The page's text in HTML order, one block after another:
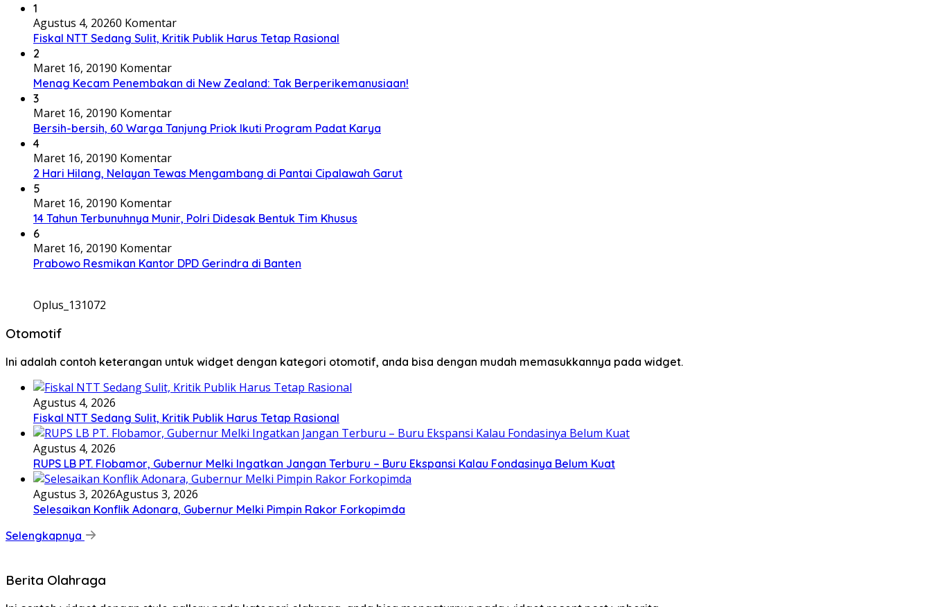
1
Agustus 4, 20260 Komentar
Fiskal NTT Sedang Sulit, Kritik Publik Harus Tetap Rasional
2
Maret 16, 20190 Komentar
Menag Kecam Penembakan di New Zealand: Tak Berperikemanusiaan!
3
Maret 16, 20190 Komentar
Bersih-bersih, 60 Warga Tanjung Priok Ikuti Program Padat Karya
4
Maret 16, 20190 Komentar
2 Hari Hilang, Nelayan Tewas Mengambang di Pantai Cipalawah Garut
5
Maret 16, 20190 Komentar
14 Tahun Terbunuhnya Munir, Polri Didesak Bentuk Tim Khusus
6
Maret 16, 20190 Komentar
Prabowo Resmikan Kantor DPD Gerindra di Banten
Oplus_131072
Otomotif
Ini adalah contoh keterangan untuk widget dengan kategori otomotif, anda bisa dengan mudah memasukkannya pada widget.
Agustus 4, 2026
Fiskal NTT Sedang Sulit, Kritik Publik Harus Tetap Rasional
Agustus 4, 2026
RUPS LB PT. Flobamor, Gubernur Melki Ingatkan Jangan Terburu – Buru Ekspansi Kalau Fondasinya Belum Kuat
Agustus 3, 2026Agustus 3, 2026
Selesaikan Konflik Adonara, Gubernur Melki Pimpin Rakor Forkopimda
Selengkapnya
Berita Olahraga